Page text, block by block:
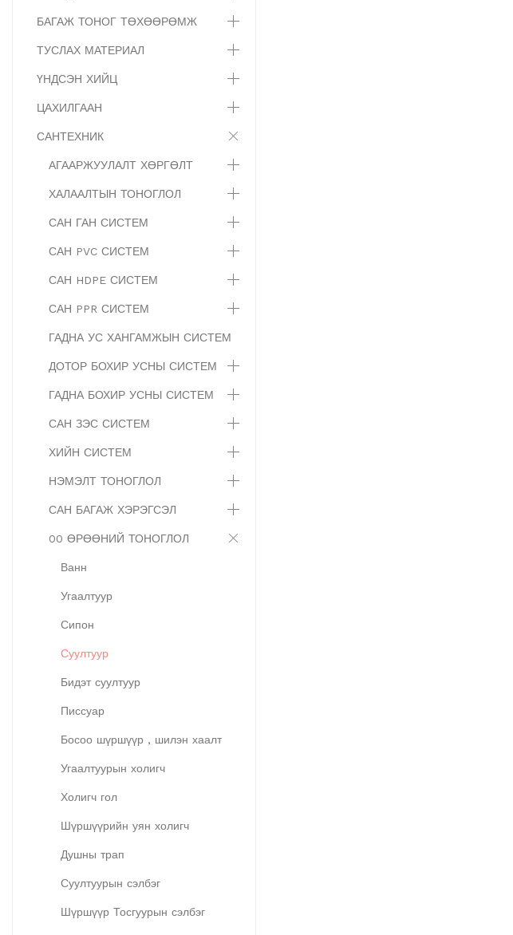
БАГАЖ ТОНОГ ТӨХӨӨРӨМЖ
ТУСЛАХ МАТЕРИАЛ
ҮНДСЭН ХИЙЦ
ЦАХИЛГААН
САНТЕХНИК
АГААРЖУУЛАЛТ ХӨРГӨЛТ
ХАЛААЛТЫН ТОНОГЛОЛ
САН ГАН СИСТЕМ
САН PVC СИСТЕМ
САН HDPE СИСТЕМ
САН PPR СИСТЕМ
ГАДНА УС ХАНГАМЖЫН СИСТЕМ
ДОТОР БОХИР УСНЫ СИСТЕМ
ГАДНА БОХИР УСНЫ СИСТЕМ
САН ЗЭС СИСТЕМ
ХИЙН СИСТЕМ
НЭМЭЛТ ТОНОГЛОЛ
САН БАГАЖ ХЭРЭГСЭЛ
00 ӨРӨӨНИЙ ТОНОГЛОЛ
Ванн
Угаалтуур
Сипон
Суултуур
Бидэт суултуур
Писсуар
Босоо шүршүүр , шилэн хаалт
Угаалтуурын холигч
Холигч гол
Шүршүүрийн уян холигч
Душны трап
Суултуурын сэлбэг
Шүршүүр Тосгуурын сэлбэг